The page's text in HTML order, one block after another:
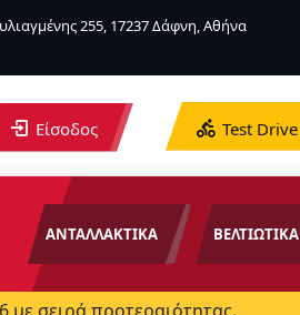
255, 17237 Δάφνη, Αθήνα
Είσοδος Test Drive
ΑΝΤΑΛΛΑΚΤΙΚΑ ΒΕΛΤΙΩΤΙΚΑ